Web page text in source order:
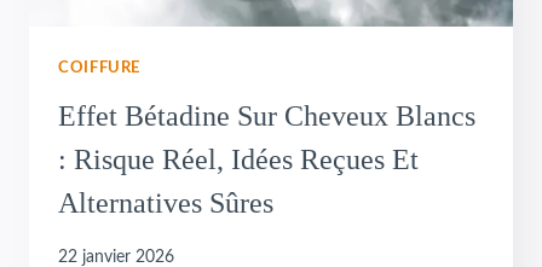
COIFFURE
Effet Bétadine Sur Cheveux Blancs
: Risque Réel, Idées Reçues Et
Alternatives Sûres
22 janvier 2026